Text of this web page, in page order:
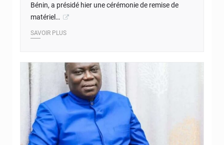
Bénin, a présidé hier une cérémonie de remise de
matériel…
SAVOIR PLUS